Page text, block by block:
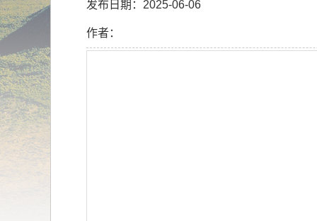
发布日期：2025-06-06
作者：